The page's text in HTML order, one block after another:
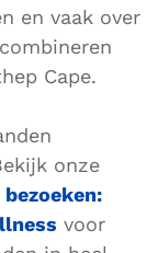
en vaak over
Cape.
onze
voor